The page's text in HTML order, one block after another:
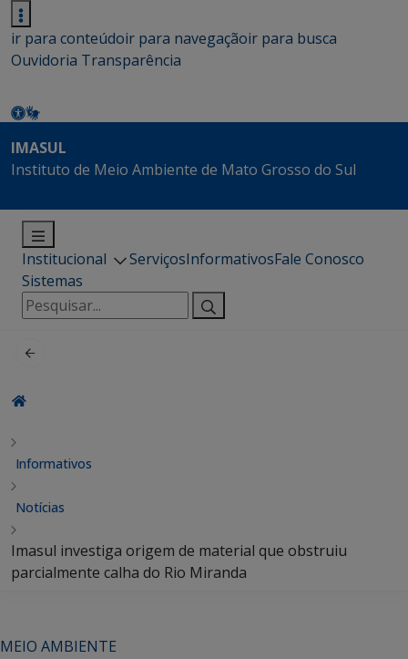
ir para conteúdoir para navegaçãoir para busca
Ouvidoria Transparência
IMASUL
Instituto de Meio Ambiente de Mato Grosso do Sul
Institucional ServiçosInformativosFale Conosco
Sistemas
Pesquisar
por:
Informativos
Notícias
Imasul investiga origem de material que obstruiu
parcialmente calha do Rio Miranda
MEIO AMBIENTE